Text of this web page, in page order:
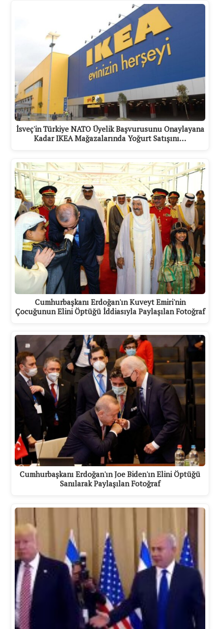
İsveç'in Türkiye NATO Üyelik Başvurusunu Onaylayana
Kadar IKEA Mağazalarında Yoğurt Satışını…
Cumhurbaşkanı Erdoğan'ın Kuveyt Emiri'nin
Çocuğunun Elini Öptüğü İddiasıyla Paylaşılan Fotoğraf
Cumhurbaşkanı Erdoğan'ın Joe Biden'ın Elini Öptüğü
Sanılarak Paylaşılan Fotoğraf